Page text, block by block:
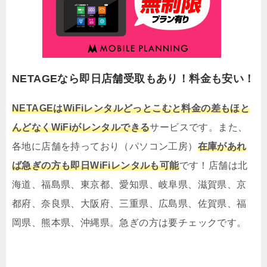
NETAGEなら即日店舗受取もあり！料金も安い！
NETAGEはWiFiレンタルどっとこむと料金の差もほと
んどなくWiFiがレンタルできるサービスです。また、
各地に店舗を持っており（パソコン工房） 在庫があれ
ば急ぎの方も即日WiFiレンタルも可能です！店舗は北
海道、福島県、東京都、愛知県、岐阜県、滋賀県、京
都府、奈良県、大阪府、三重県、広島県、佐賀県、福
岡県、熊本県、沖縄県。急ぎの方は要チェックです。